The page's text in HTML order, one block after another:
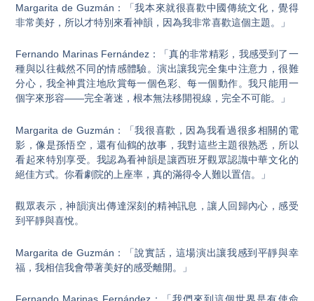
Margarita de Guzmán：「我本來就很喜歡中國傳統文化，覺得
非常美好，所以才特別來看神韻，因為我非常喜歡這個主題。」
Fernando Marinas Fernández：「真的非常精彩，我感受到了一
種與以往截然不同的情感體驗。演出讓我完全集中注意力，很難
分心，我全神貫注地欣賞每一個色彩、每一個動作。我只能用一
個字來形容——完全著迷，根本無法移開視線，完全不可能。」
Margarita de Guzmán：「我很喜歡，因為我看過很多相關的電
影，像是孫悟空，還有仙鶴的故事，我對這些主題很熟悉，所以
看起來特別享受。我認為看神韻是讓西班牙觀眾認識中華文化的
絕佳方式。你看劇院的上座率，真的滿得令人難以置信。」
觀眾表示，神韻演出傳達深刻的精神訊息，讓人回歸內心，感受
到平靜與喜悅。
Margarita de Guzmán：「說實話，這場演出讓我感到平靜與幸
福，我相信我會帶著美好的感受離開。」